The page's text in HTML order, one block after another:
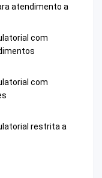
atendimento a
com
com
restrita a